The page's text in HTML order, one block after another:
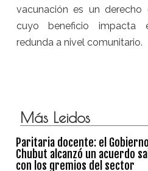
vacunación es un derecho
cuyo beneficio impacta
redunda a nivel comunitario.
Más Leidos
Paritaria docente: el
Chubut alcanzó un acuerdo
con los gremios del sector